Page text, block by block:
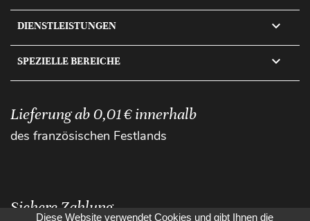
DIENSTLEISTUNGEN 
SPEZIELLE BEREICHE 
Lieferung ab 0,01 € innerhalb
des französischen Festlands
Sichere Zahlung
Diese Website verwendet Cookies und gibt Ihnen die